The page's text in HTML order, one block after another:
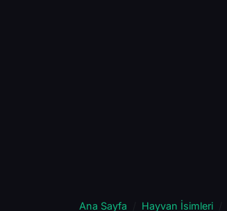
Ana Sayfa Hayvan İsimleri